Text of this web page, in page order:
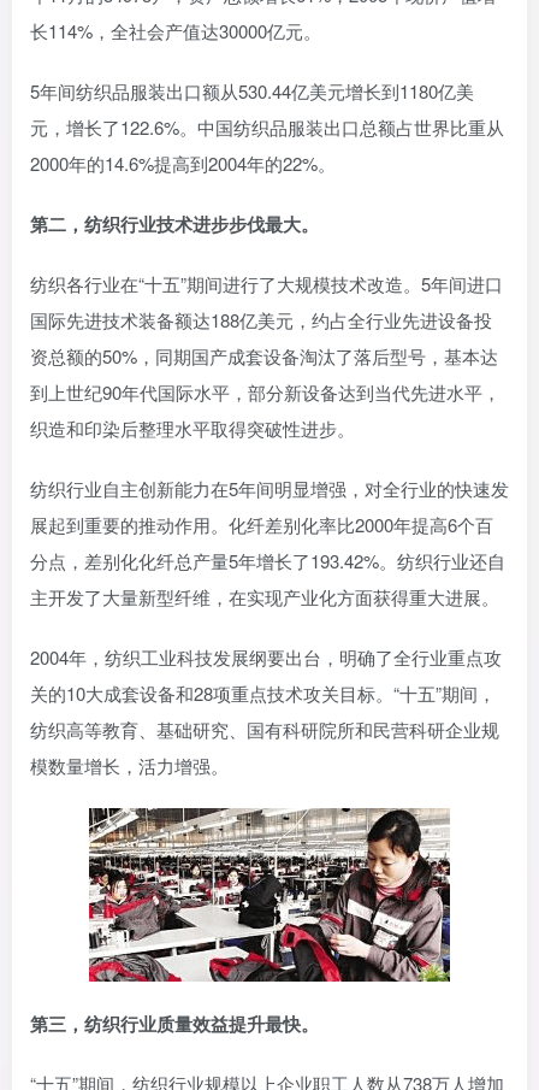
长114%，全社会产值达30000亿元。
5年间纺织品服装出口额从530.44亿美元增长到1180亿美
元，增长了122.6%。中国纺织品服装出口总额占世界比重从
2000年的14.6%提高到2004年的22%。
第二，纺织行业技术进步步伐最大。
纺织各行业在“十五”期间进行了大规模技术改造。5年间进口
国际先进技术装备额达188亿美元，约占全行业先进设备投
资总额的50%，同期国产成套设备淘汰了落后型号，基本达
到上世纪90年代国际水平，部分新设备达到当代先进水平，
织造和印染后整理水平取得突破性进步。
纺织行业自主创新能力在5年间明显增强，对全行业的快速发
展起到重要的推动作用。化纤差别化率比2000年提高6个百
分点，差别化化纤总产量5年增长了193.42%。纺织行业还自
主开发了大量新型纤维，在实现产业化方面获得重大进展。
2004年，纺织工业科技发展纲要出台，明确了全行业重点攻
关的10大成套设备和28项重点技术攻关目标。“十五”期间，
纺织高等教育、基础研究、国有科研院所和民营科研企业规
模数量增长，活力增强。
第三，纺织行业质量效益提升最快。
“十五”期间，纺织行业规模以上企业职工人数从738万人增加